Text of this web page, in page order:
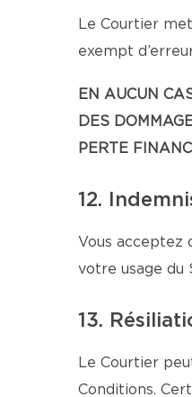
Le Courtier
exempt
EN AUCUN
DES
PERTE
12.
Vous acceptez
votre usage du
13.
Le Courtier
Conditions.